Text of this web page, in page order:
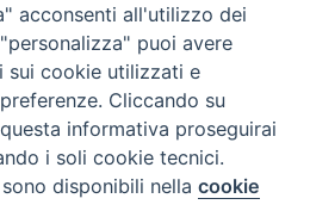
acconsenti all'utilizzo dei
puoi avere
sui cookie utilizzati e
Cliccando su
informativa proseguirai
i soli cookie tecnici.
disponibili nellacookie